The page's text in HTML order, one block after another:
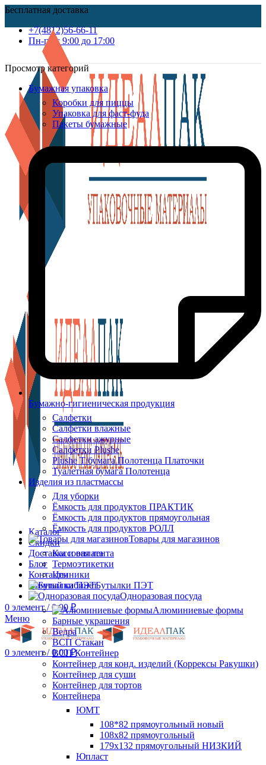
Бесплатная доставка
+7(4812)56-66-11
Пн-пт c 9:00 до 17:00
Каталог
Скидки
Доставка и оплата
Блог
Контакты
Личный кабинет
0 элемент / 0.00₽
Меню
0 элемент / 0.00₽
Просмотр категорий
Бумажная упаковка
Коробки для пиццы
Упаковка для фаст-фуда
Пакеты бумажные
Бумажно-гигиеническая продукция
Салфетки
Салфетки влажные
Салфетки ажурные
Салфетки Plushe
Plushe Т/бумага Полотенца Платочки
Туалетная бумага Полотенца
Изделия из пластмассы
Для уборки
Ёмкость для продуктов ПРАКТИК
Ёмкость для продуктов прямоугольная
Ёмкость для продуктов РОЛЛ
Товары для магазинов
Кассовая лента
Термоэтикетки
Ценники
Бутылки ПЭТ
Одноразовая посуда
Алюминиевые формы
Барные украшения
Ведра
ВСП Стакан
ВСП Контейнер
Контейнер для конд. изделий (Коррексы Ракушки)
Контейнер для суши
Контейнер для тортов
Контейнера
ЮМТ
108*82 прямоугольный новый
108х82 прямоугольный
179х132 прямоугольный НИЗКИЙ
Юпласт